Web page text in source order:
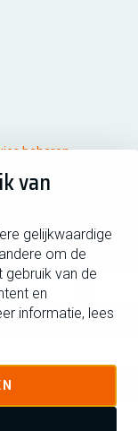
van
gelijkwaardige
om de
van de
en
informatie, lees
iec 27001
beheren